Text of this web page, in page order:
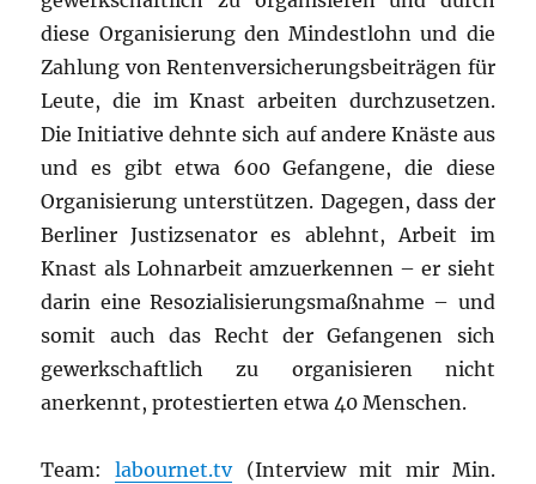
diese Organisierung den Mindestlohn und die
Zahlung von Rentenversicherungsbeiträgen für
Leute, die im Knast arbeiten durchzusetzen.
Die Initiative dehnte sich auf andere Knäste aus
und es gibt etwa 600 Gefangene, die diese
Organisierung unterstützen. Dagegen, dass der
Berliner Justizsenator es ablehnt, Arbeit im
Knast als Lohnarbeit amzuerkennen – er sieht
darin eine Resozialisierungsmaßnahme – und
somit auch das Recht der Gefangenen sich
gewerkschaftlich zu organisieren nicht
anerkennt, protestierten etwa 40 Menschen.
Team:labournet.tv(Interview mit mir Min.